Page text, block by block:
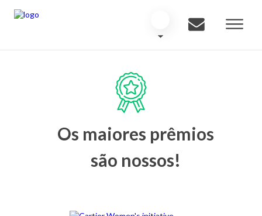
Os maiores prêmios
são nossos!